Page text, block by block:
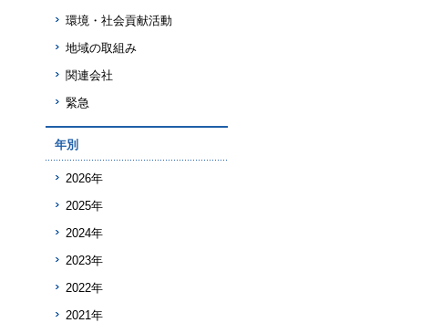
環境・社会貢献活動
地域の取組み
関連会社
緊急
年別
2026年
2025年
2024年
2023年
2022年
2021年